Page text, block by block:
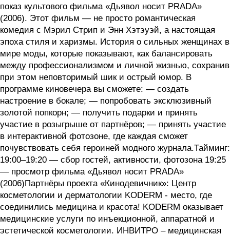
показ культового фильма «Дьявол носит PRADA»
(2006). Этот фильм — не просто романтическая
комедия с Мэрил Стрип и Энн Хэтэуэй, а настоящая
эпоха стиля и харизмы. История о сильных женщинах в
мире моды, которые показывают, как балансировать
между профессионализмом и личной жизнью, сохранив
при этом неповторимый шик и острый юмор. В
программе киновечера вы сможете: — создать
настроение в бокале; — попробовать эксклюзивный
золотой попкорн; — получить подарки и принять
участие в розыгрыше от партнёров; — принять участие
в интерактивной фотозоне, где каждая сможет
почувствовать себя героиней модного журнала.Тайминг:
19:00–19:20 — сбор гостей, активности, фотозона 19:25
— просмотр фильма «Дьявол носит PRADA»
(2006)Партнёры проекта «Кинодевичник»: Центр
косметологии и дерматологии KODERM - место, где
соединились медицина и красота! KODERM оказывает
медицинские услуги по инъекционной, аппаратной и
эстетической косметологии. ИНВИТРО – медицинская